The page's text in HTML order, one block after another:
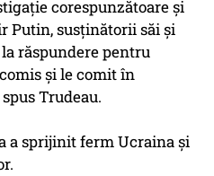
corespunzătoare şi
Putin, susţinătorii săi şi
răspundere pentru
şi le comit în
Trudeau.
a sprijinit ferm Ucraina şi